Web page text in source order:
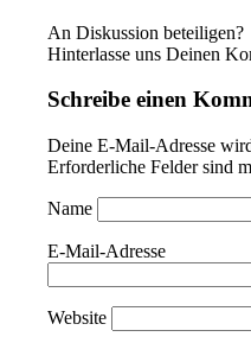
An Diskussion beteiligen?
Hinterlasse uns Deinen
Schreibe einen
Deine E-Mail-Adresse
Erforderliche Felder sind
Name
E-Mail-Adresse
Website